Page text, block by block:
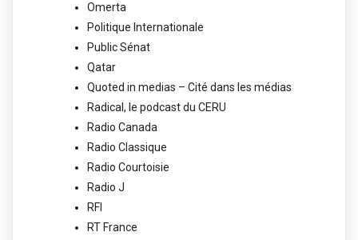
Omerta
Politique Internationale
Public Sénat
Qatar
Quoted in medias – Cité dans les médias
Radical, le podcast du CERU
Radio Canada
Radio Classique
Radio Courtoisie
Radio J
RFI
RT France